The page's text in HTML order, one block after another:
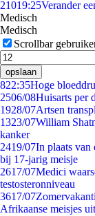
21019:25Verander
Medisch
Medisch
Scrollbar
opslaan
822:35Hoge
2506/08Huisarts per
1928/07Artsen
1323/07William
kanker
2419/07In plaats van
bij 17-jarig meisje
2617/07Medici
testosteronniveau
3617/07
Afrikaanse meisjes